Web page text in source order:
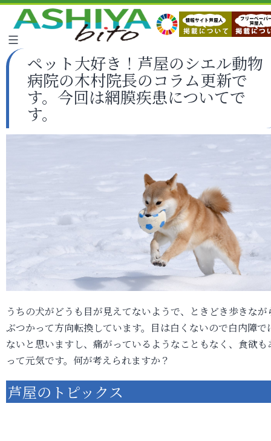
ペット大好き！芦屋のシエル動物
病院の木村院長のコラム更新で
す。今回は網膜疾患についてで
す。
うちの犬がどうも目が見えてないようで、ときどき歩きなが
ぶつかって方向転換しています。目は白くないので白内障で
ないと思いますし、痛がっているようなこともなく、食欲も
って元気です。何が考えられますか？
芦屋のトピックス